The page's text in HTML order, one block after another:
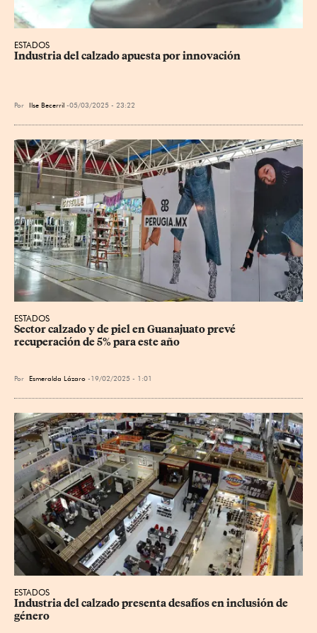
ESTADOS
Industria del calzado apuesta por innovación
Por Ilse Becerril 05/03/2025 - 23:22
ESTADOS
Sector calzado y de piel en Guanajuato prevé
recuperación de 5% para este año
Por Esmeralda Lázaro 19/02/2025 - 1:01
ESTADOS
Industria del calzado presenta desafíos en inclusión de
género